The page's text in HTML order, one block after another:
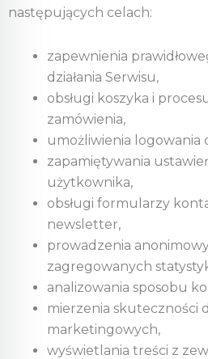
następujących celach:
zapewnienia
działania Serwisu,
obsługi koszyka i
zamówienia,
umożliwienia
zapamiętywania
użytkownika,
obsługi formularzy
newsletter,
prowadzenia
zagregowanych
analizowania sposobu
mierzenia skuteczności
marketingowych,
wyświetlania treści z